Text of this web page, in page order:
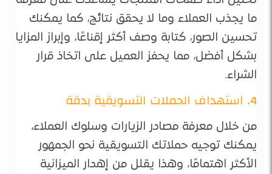
ما يجذب العملاء وما لا يحقق نتائج، كما يمكنك
تحسين الصور، كتابة وصف أكثر إقناعًا، وإبراز المزايا
بشكل أفضل، مما يحفز العميل على اتخاذ قرار
الشراء.
4. استهداف الحملات التسويقية بدقة
من خلال معرفة مصادر الزيارات وسلوك العملاء،
يمكنك توجيه حملاتك التسويقية نحو الجمهور
الأكثر اهتمامًا، وهذا يقلل من إهدار الميزانية